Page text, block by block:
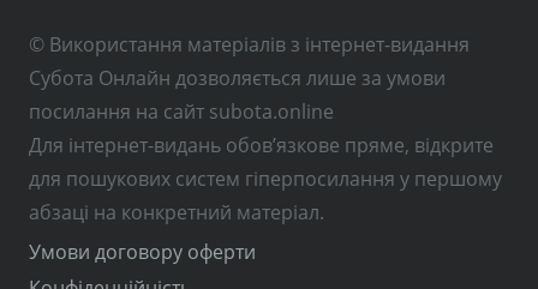
© Використання матеріалів з інтернет-видання
Субота Онлайн дозволяється лише за умови
посилання на сайт subota.online
Для інтернет-видань обов’язкове пряме, відкрите
для пошукових систем гіперпосилання у першому
абзаці на конкретний матеріал.
Умови договору оферти